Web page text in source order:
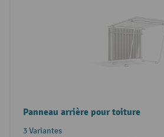
Panneau arrière pour toiture
3 Variantes